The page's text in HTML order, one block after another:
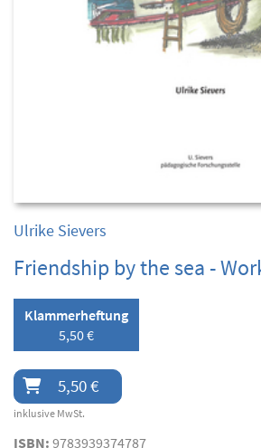
Ulrike Sievers
Friendship by the sea -
Klammerheftung
5,50 €
5,50 €
inklusive MwSt.
ISBN: 9783939374787